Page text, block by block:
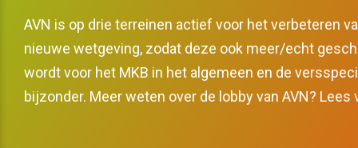
Vers
Vakmanschap
Wetgeving AGF
AVN is op drie terreinen actief voor het verbeteren
nieuwe wetgeving, zodat deze ook meer/echt
wordt voor het MKB in het algemeen en de
bijzonder. Meer weten over de lobby van AVN? Lees